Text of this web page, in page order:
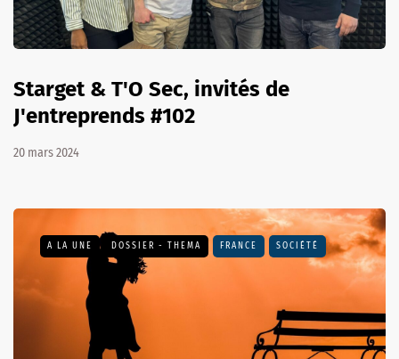
Starget & T'O Sec, invités de
J'entreprends #102
20 mars 2024
A LA UNE DOSSIER - THEMA FRANCE SOCIÉTÉ